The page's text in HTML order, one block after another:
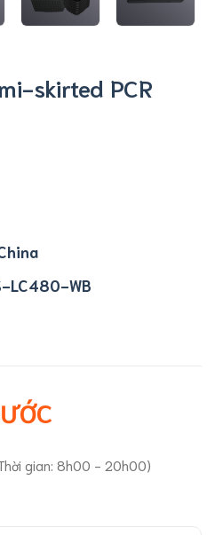
skirted PCR
LC480-WB
gian: 8h00 - 20h00)